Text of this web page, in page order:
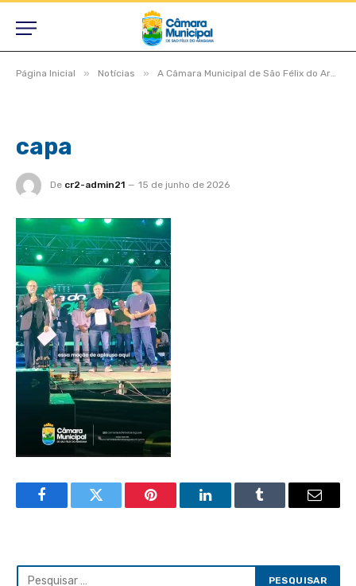
Página Inicial » Notícias » A Câmara Municipal de São Félix do Araguaia agradece ao Deputado Estadual Dr. Eugênio inicialmente, e aos demais deputados estaduais e federais pelo apoio e compromisso com o desenvolvimento do nosso município.
capa
De cr2-admin21 15 de junho de 2026
FacebookTwitter Pinterest LinkedInTumblr Email